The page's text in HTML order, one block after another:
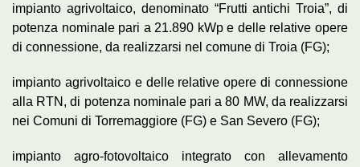
impianto agrivoltaico, denominato “Frutti antichi Troia”, di
potenza nominale pari a 21.890 kWp e delle relative opere
di connessione, da realizzarsi nel comune di Troia (FG);
impianto agrivoltaico e delle relative opere di connessione
alla RTN, di potenza nominale pari a 80 MW, da realizzarsi
nei Comuni di Torremaggiore (FG) e San Severo (FG);
impianto agro-fotovoltaico integrato con allevamento